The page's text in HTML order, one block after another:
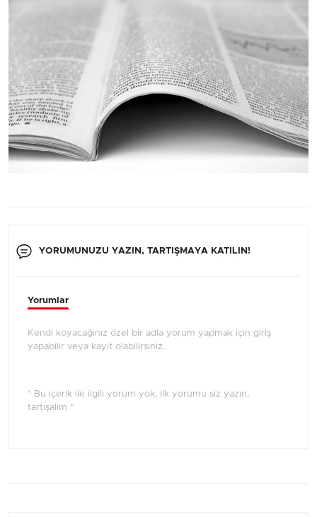
YORUMUNUZU YAZIN, TARTIŞMAYA KATILIN!
Yorumlar
Kendi koyacağınız özel bir adla yorum yapmak için giriş
yapabilir veya kayıt olabilirsiniz.
* Bu içerik ile ilgili yorum yok, ilk yorumu siz yazın,
tartışalım *